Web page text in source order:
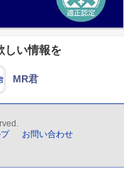
しい情報を
MR君
お問い合わせ